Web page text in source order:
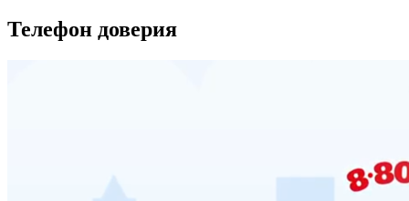
Телефон доверия